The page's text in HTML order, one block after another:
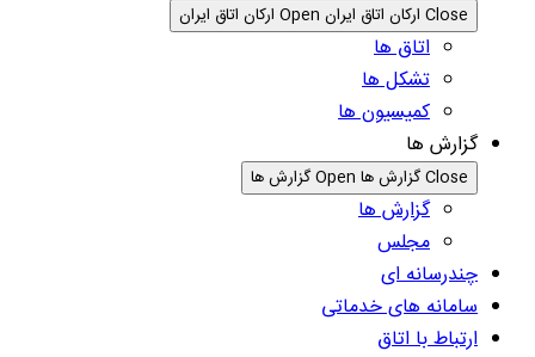
Close ارکان اتاق ایران Open ارکان اتاق ایران
اتاق ها
تشکل ها
کمیسیون ها
گزارش ها
Close گزارش ها Open گزارش ها
گزارش ها
مجلس
چندرسانه ای
سامانه های خدماتی
ارتباط با اتاق